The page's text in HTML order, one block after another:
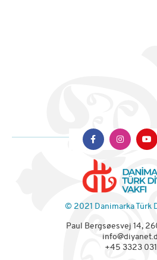
© 2021 Danimarka Türk
Paul Bergsøesvej 14,
+45 3323